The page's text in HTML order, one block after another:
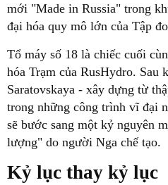
mới "Made in Russia" trong
đại hóa quy mô lớn của Tập
Tổ máy số 18 là chiếc cuối
hóa Trạm của RusHydro. Sau
Saratovskaya - xây dựng từ
trong những công trình vĩ đại
sẽ bước sang một kỷ nguyên
lượng" do người Nga chế tạo.
Kỷ lục thay kỷ lục